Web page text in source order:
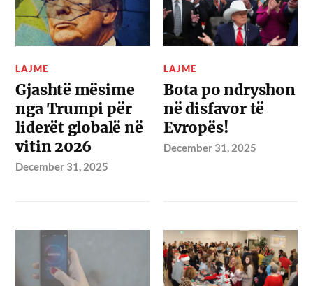
LAJME
Gjashtë mësime
nga Trumpi për
liderët globalë në
vitin 2026
December 31, 2025
LAJME
Bota po ndryshon
në disfavor të
Evropës!
December 31, 2025